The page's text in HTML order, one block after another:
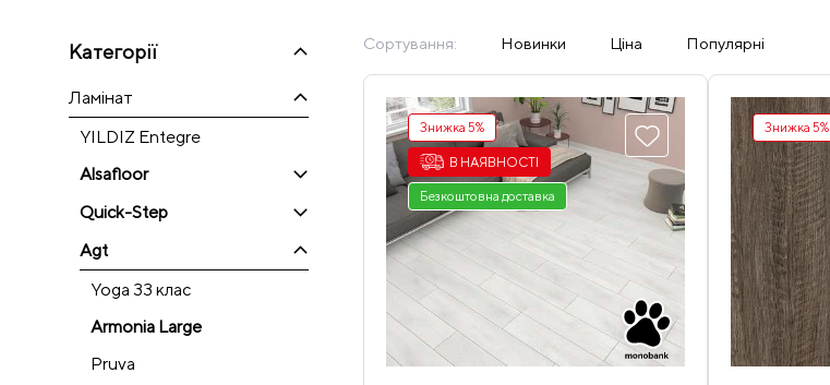
Категорії
Ламінат
YILDIZ Entegre
Alsafloor
Quick-Step
Agt
Yoga 33 клас
Armonia Large
Pruva
Сортування: Новинки Ціна Популярні
Знижка 5%
В НАЯВНОСТІ
Безкоштовна доставка
Знижка 5%